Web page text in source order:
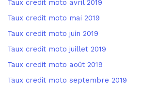
Taux credit moto avril 2019
Taux credit moto mai 2019
Taux credit moto juin 2019
Taux credit moto juillet 2019
Taux credit moto août 2019
Taux credit moto septembre 2019